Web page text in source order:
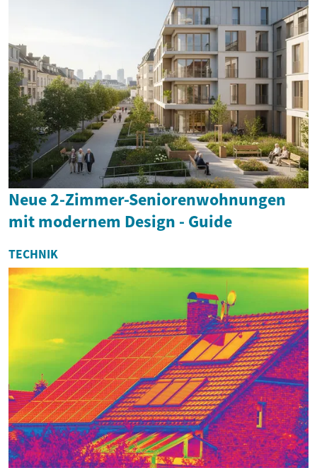
Neue 2-Zimmer-Seniorenwohnungen
mit modernem Design - Guide
TECHNIK